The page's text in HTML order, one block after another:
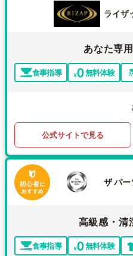
ライザ
あなた専
食事指導 無料体験
公式サイトで見る
ザ パ
高級感・清
食事指導 無料体験